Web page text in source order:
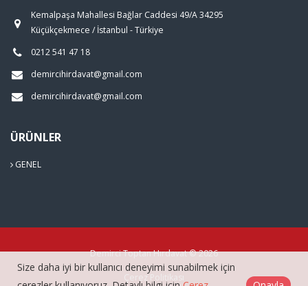
Kemalpaşa Mahallesi Bağlar Caddesi 49/A 34295
Küçükçekmece / İstanbul - Türkiye
0212 541 47 18
demircihirdavat@gmail.com
demircihirdavat@gmail.com
ÜRÜNLER
GENEL
Demirci Toptan Hırdavat © 2026
Çerez Politikası
Size daha iyi bir kullanıcı deneyimi sunabilmek için